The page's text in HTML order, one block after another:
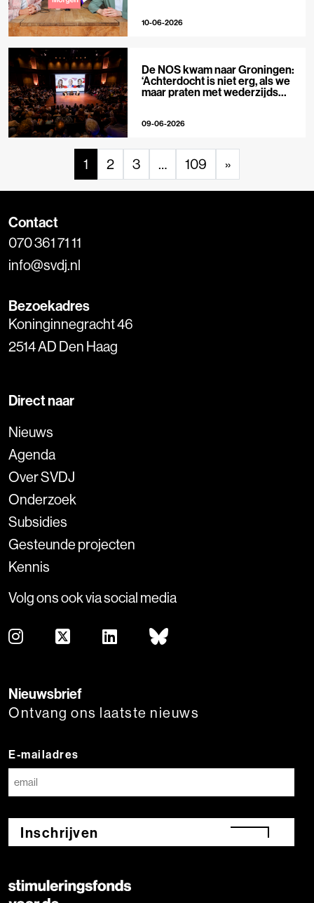
10-06-2026
De NOS kwam naar Groningen:
‘Achterdocht is niet erg, als we
maar praten met wederzijds
09-06-2026
1 2 3 … 109 »
Contact
070 361 71 11
info@svdj.nl
Bezoekadres
Koninginnegracht 46
2514 AD Den Haag
Direct naar
Nieuws
Agenda
Over SVDJ
Onderzoek
Subsidies
Gesteunde projecten
Kennis
Volg ons ook via social media
Nieuwsbrief
Ontvang ons laatste nieuws
E-mailadres
Inschrijven